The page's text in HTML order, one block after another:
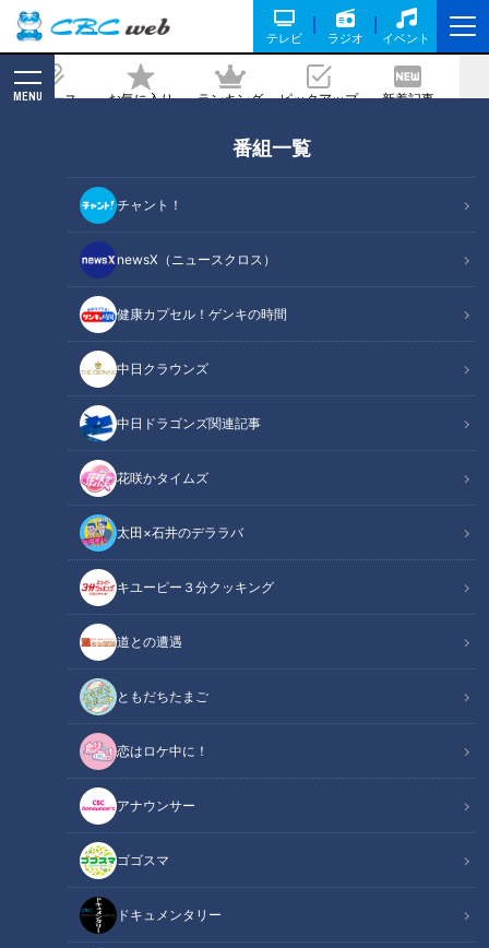
テレビ ラジオ イベント
ニュース お気に入り ランキング ピックアップ 新着記事
MENU
番組一覧
チャント！
newsX（ニュースクロス）
健康カプセル！ゲンキの時間
中日クラウンズ
中日ドラゴンズ関連記事
花咲かタイムズ
太田×石井のデララバ
キユーピー３分クッキング
道との遭遇
ともだちたまご
恋はロケ中に！
アナウンサー
ゴゴスマ
ドキュメンタリー
史と伝統の“お嬢様学校”『金城学院高
校』ハンドベル部＆ハープアンサンブル
記事に戻る
マヂラブ、名古屋のお嬢様とご対面！歴史と伝統の“お嬢様学校”『金城
学院高校』ハンドベル部＆ハープアンサンブル部
この記事の画像（全6枚）